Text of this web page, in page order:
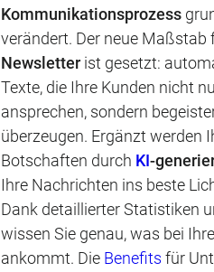
Kommunikationsprozess
verändert. Der neue Maßstab
Newsletter ist gesetzt:
Texte, die Ihre Kunden nicht
ansprechen, sondern
überzeugen. Ergänzt werden
Botschaften durch KI-
Ihre Nachrichten ins beste
Dank detaillierter Statistiken
wissen Sie genau, was bei
ankommt. Die Benefits für